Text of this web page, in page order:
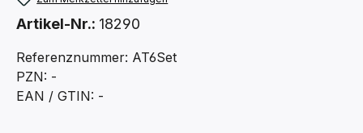
Artikel-Nr.: 18290
Referenznummer: AT6Set
PZN: -
EAN / GTIN: -